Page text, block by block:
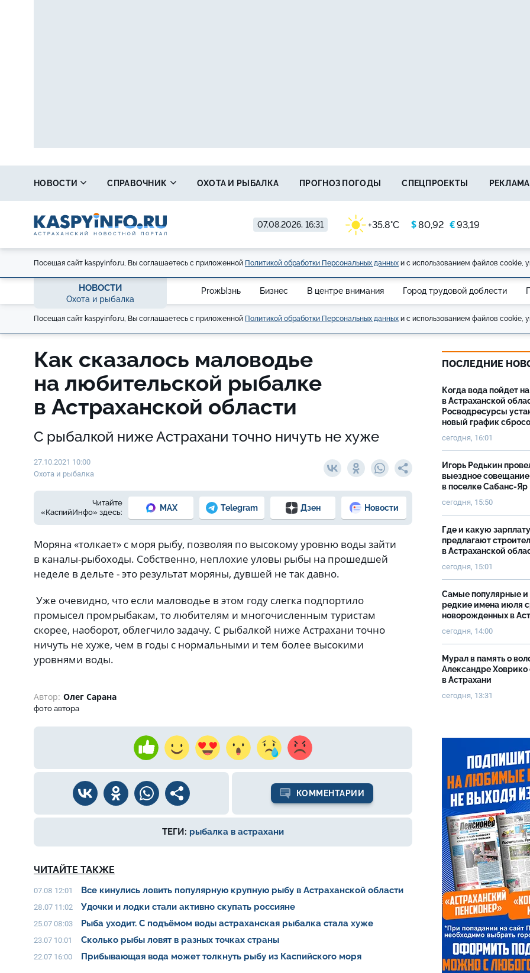
07.08.2026, 16:31 +35.8°C $80,92 €93,19
НОВОСТИ СПРАВОЧНИК ОХОТА И РЫБАЛКА ПРОГНОЗ ПОГОДЫ СПЕЦПРОЕКТЫ
Посещая сайт kaspyinfo.ru, Вы соглашаетесь с приложенной Политикой обработки Персональных данных и с использованием файлов cookie,
НОВОСТИ
Охота и рыбалка
ProжЫзнь Бизнес В центре внимания Город трудовой доблести
Посещая сайт kaspyinfo.ru, Вы соглашаетесь с приложенной Политикой обработки Персональных данных и с использованием файлов cookie,
Как сказалось маловодье
на любительской рыбалке
в Астраханской области
С рыбалкой ниже Астрахани точно ничуть не хуже
27.10.2021 10:00
Охота и рыбалка
Читайте
«КаспийИнфо» здесь:
MAX Telegram Дзен Новости
Моряна «толкает» с моря рыбу, позволяя по высокому уровню воды зайти
в каналы-рыбоходы. Собственно, неплохие уловы рыбы на прошедшей
неделе в дельте - это результат моряны, дувшей не так давно.
Уже очевидно, что если маловодье в этом году слегка подпортило
промысел промрыбакам, то любителям и многочисленным туристам
скорее, наоборот, облегчило задачу. С рыбалкой ниже Астрахани точно
ничуть не хуже, чем в годы с нормальными и тем более высокими
уровнями воды.
Автор: Олег Сарана
фото автора
КОММЕНТАРИИ
ТЕГИ: рыбалка в астрахани
ЧИТАЙТЕ ТАКЖЕ
07.08 12:01 Все кинулись ловить популярную крупную рыбу в Астраханской области
28.07 11:02 Удочки и лодки стали активно скупать россияне
25.07 08:03 Рыба уходит. С подъёмом воды астраханская рыбалка стала хуже
23.07 10:01 Сколько рыбы ловят в разных точках страны
22.07 16:00 Прибывающая вода может толкнуть рыбу из Каспийского моря
ПОСЛЕДНИЕ
Когда вода пойдет
в Астраханской
Росводресурсы
новый график
сегодня, 16:01
Игорь Редькин
выездное совещание
в поселке Сабанс-Яр
сегодня, 15:50
Где и какую зарплату
предлагают
в Астраханской
сегодня, 15:01
Самые популярные
редкие имена июля
новорожденных в
сегодня, 14:00
Мурал в память о
Александре Ховрико
в Астрахани
сегодня, 13:31